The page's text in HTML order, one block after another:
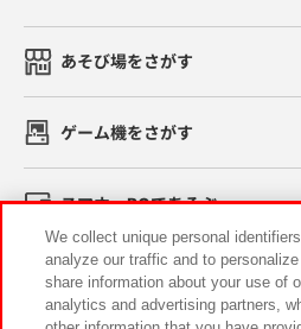
あそび場をさがす
ゲーム機をさがす
スマホ・PCであそぶ
イベント・キャンペーン
We collect unique personal
analyze our traffic and to
share information about your use of
analytics and advertising partners,